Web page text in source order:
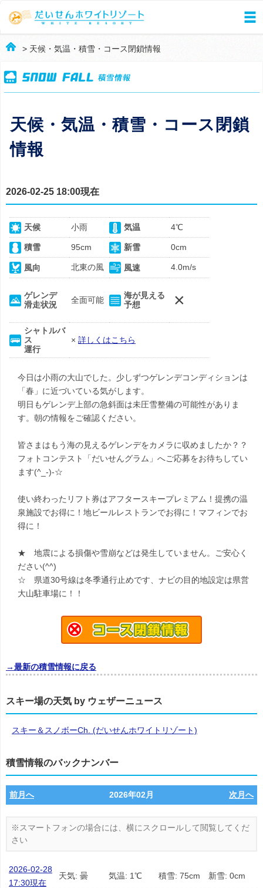
> 天候・気温・積雪・コース閉鎖情報
天候・気温・積雪・コース閉鎖
情報
2026-02-25 18:00現在
天候 小雨 気温 4℃
積雪 95cm 新雪 0cm
風向 北東の風 風速 4.0m/s
ゲレンデ
滑走状況
全面可能
海が見える
予想
×
シャトルバ
ス
運行
× 詳しくはこちら
今日は小雨の大山でした。少しずつゲレンデコンディションは
「春」に近づいている気がします。
明日もゲレンデ上部の急斜面は未圧雪整備の可能性がありま
す。朝の情報をご確認ください。
皆さまはもう海の見えるゲレンデをカメラに収めましたか？？
フォトコンテスト「だいせんグラム」へご応募をお待ちしてい
ます(^_-)-☆
使い終わったリフト券はアフタースキープレミアム！提携の温
泉施設でお得に！地ビールレストランでお得に！マフィンでお
得に！
★ 地震による損傷や雪崩などは発生していません。ご安心く
ださい(^^)
☆ 県道30号線は冬季通行止めです、ナビの目的地設定は県営
大山駐車場に！！
→最新の積雪情報に戻る
スキー場の天気 by ウェザーニュース
スキー＆スノボーCh. (だいせんホワイトリゾート)
積雪情報のバックナンバー
前月へ 2026年02月 次月へ
2026-02-28
17:30現在
天気: 曇 気温: 1℃ 積雪: 75cm 新雪: 0cm